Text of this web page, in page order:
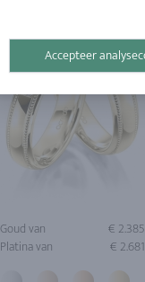
Goud van
€ 2.385
Platina van
€ 2.681
Accepteer